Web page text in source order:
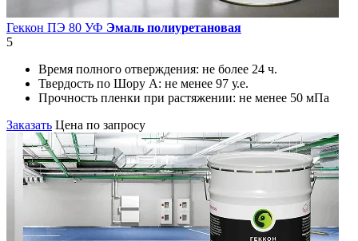
Геккон ПЭ 80 УФ Эмаль полиуретановая
5
Время полного отверждения: не более 24 ч.
Твердость по Шору А: не менее 97 у.е.
Прочность пленки при растяжении: не менее 50 мПа
Заказать Цена по запросу